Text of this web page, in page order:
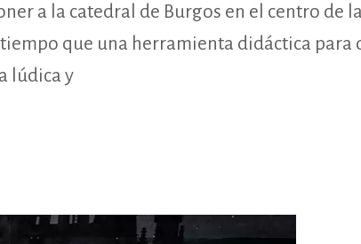
a la catedral de Burgos en el centro de
que una herramienta didáctica para
lúdica y